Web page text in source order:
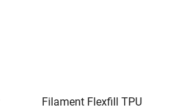
Filament Flexfill TPU